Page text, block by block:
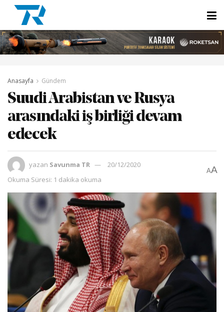
Anasayfa Gündem
Suudi Arabistan ve Rusya
arasındaki iş birliği devam
edecek
yazan Savunma TR
20/12/2020
Okuma Süresi: 1 dakika okuma
AA